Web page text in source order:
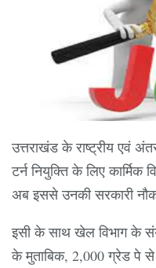
उत्तराखंड के राष्ट्रीय एवं
टर्न नियुक्ति के लिए कार्मिक
अब इससे उनकी सरकारी
इसी के साथ खेल विभाग के
के मुताबिक, 2,000 ग्रेड पे